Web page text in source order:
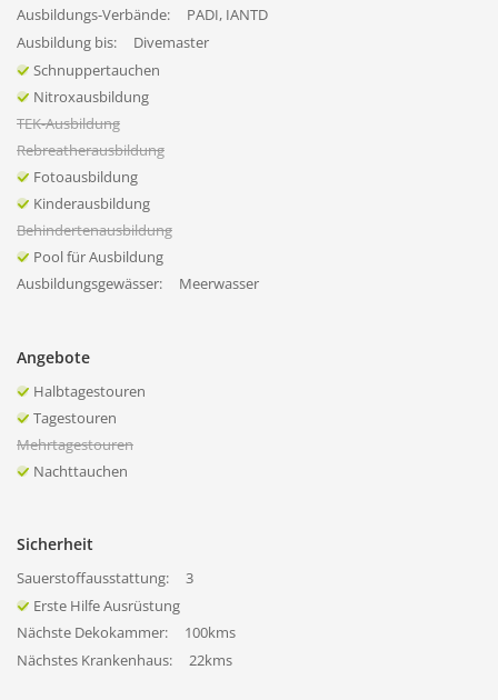
Ausbildungs-Verbände:
PADI, IANTD
Ausbildung bis:
Divemaster
Schnuppertauchen
Nitroxausbildung
TEK-Ausbildung
Rebreatherausbildung
Fotoausbildung
Kinderausbildung
Behindertenausbildung
Pool für Ausbildung
Ausbildungsgewässer:
Meerwasser
Angebote
Halbtagestouren
Tagestouren
Mehrtagestouren
Nachttauchen
Sicherheit
Sauerstoffausstattung:
3
Erste Hilfe Ausrüstung
Nächste Dekokammer:
100kms
Nächstes Krankenhaus:
22kms